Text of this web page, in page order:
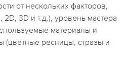
от нескольких факторов,
2D, 3D и т.д.), уровень мастера
материалы и
(цветные ресницы, стразы и